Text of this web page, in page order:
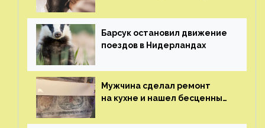
Барсук остановил движение
поездов в Нидерландах
Мужчина сделал ремонт
на кухне и нашел бесценные